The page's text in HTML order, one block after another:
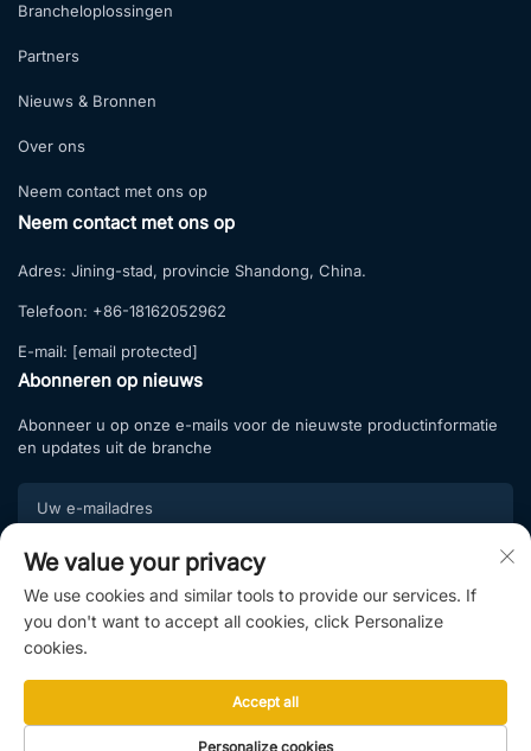
Brancheloplossingen
Partners
Nieuws & Bronnen
Over ons
Neem contact met ons op
Neem contact met ons op
Adres: Jining-stad, provincie Shandong, China.
Telefoon: +86-18162052962
E-mail: [email protected]
Abonneren op nieuws
Abonneer u op onze e-mails voor de nieuwste productinformatie
en updates uit de branche
Abonneren
Word lid van onze abonneelijst en profiteer van exclusieve
aanbiedingen en professioneel advies.
Copyright © 2025 door Shandong Hightop Group & Shandong Raytop
We value your privacy
We use cookies and similar tools to provide our services. If
you don't want to accept all cookies, click Personalize
cookies.
Personalize cookies
Accept all